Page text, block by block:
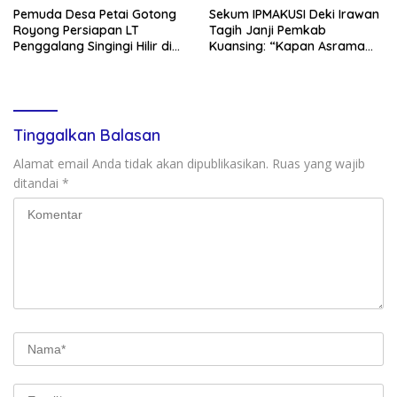
Pemuda Desa Petai Gotong
Royong Persiapan LT
Penggalang Singingi Hilir di
Sekum IPMAKUSI Deki Irawan
Tagih Janji Pemkab
Kuansing: “Kapan Asrama
Tinggalkan Balasan
Alamat email Anda tidak akan dipublikasikan. Ruas yang wajib
ditandai *